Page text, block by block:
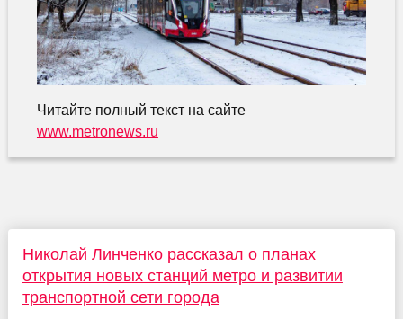
Читайте полный текст на сайте
www.metronews.ru
Николай Линченко рассказал о планах
открытия новых станций метро и развитии
транспортной сети города